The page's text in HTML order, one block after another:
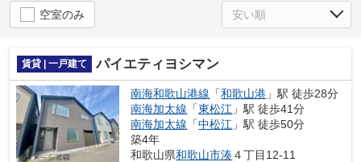
空室のみ
賃貸 | 一戸建て パイエティヨシマン
南海和歌山港線 「和歌山港 」駅 徒歩28分
南海加太線 「東松江 」駅 徒歩41分
南海加太線 「中松江 」駅 徒歩50分
築4年
和歌山県和歌山市湊４丁目12-11